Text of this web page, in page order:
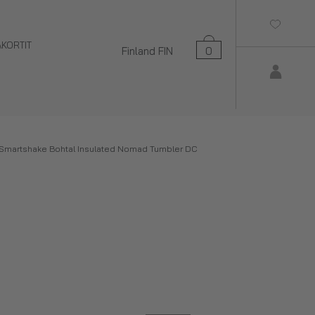
0
Finland FIN
Bohtal Insulated Nomad Tumbler DC